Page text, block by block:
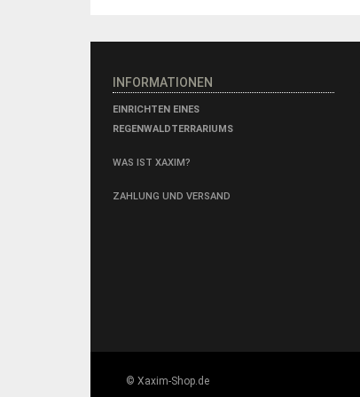
INFORMATIONEN
EINRICHTEN EINES
REGENWALDTERRARIUMS
WAS IST XAXIM?
ZAHLUNG UND VERSAND
© Xaxim-Shop.de